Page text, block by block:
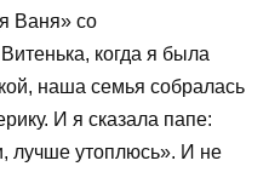
Ваня» со
когда я была
наша семья собралась
И я сказала папе:
лучше утоплюсь». И не